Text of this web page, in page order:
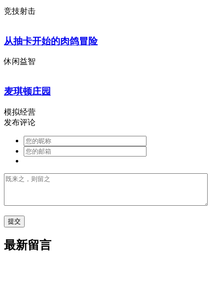
竞技射击
从抽卡开始的肉鸽冒险
休闲益智
麦琪顿庄园
模拟经营
发布评论
最新留言